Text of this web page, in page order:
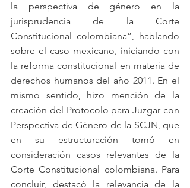
la perspectiva de género en la
jurisprudencia de la Corte
Constitucional colombiana”, hablando
sobre el caso mexicano, iniciando con
la reforma constitucional en materia de
derechos humanos del año 2011. En el
mismo sentido, hizo mención de la
creación del Protocolo para Juzgar con
Perspectiva de Género de la SCJN, que
en su estructuración tomó en
consideración casos relevantes de la
Corte Constitucional colombiana. Para
concluir, destacó la relevancia de la